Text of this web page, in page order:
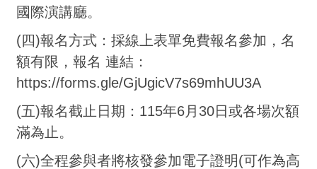
國際演講廳。
(四)報名方式：採線上表單免費報名參加，名
額有限，報名 連結：
https://forms.gle/GjUgicV7s69mhUU3A
(五)報名截止日期：115年6月30日或各場次額
滿為止。
(六)全程參與者將核發參加電子證明(可作為高